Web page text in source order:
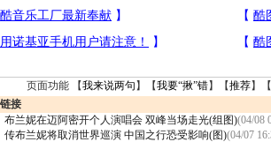
页面功能 【我来说两句 】【我要“揪”错】【推荐】
接
布兰妮在迈阿密开个人演唱会 双峰当场走光(组图)(04/08
传布兰妮将取消世界巡演 中国之行恐受影响(图)(04/07